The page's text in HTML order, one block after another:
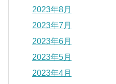
2023年8月
2023年7月
2023年6月
2023年5月
2023年4月